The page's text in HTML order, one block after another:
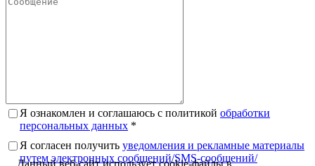
Я ознакомлен и соглашаюсь с политикой обработки
персональных данных *
Я согласен получить уведомления и рекламные материалы
путем электронных сообщений/SMS-сообщений/
Данный веб-сайт использует cookie-файлы в